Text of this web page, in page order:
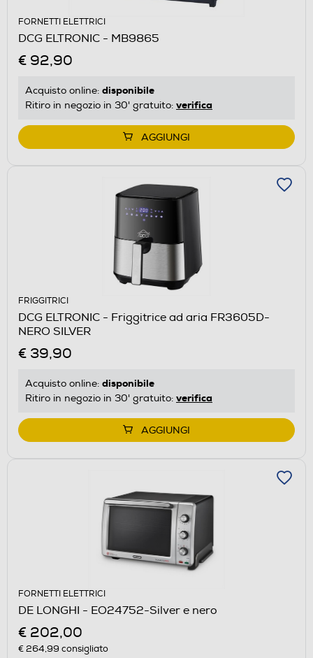
FORNETTI ELETTRICI
DCG ELTRONIC - MB9865
€ 92,90
Acquisto online: disponibile
Ritiro in negozio in 30' gratuito: verifica
AGGIUNGI
FRIGGITRICI
DCG ELTRONIC - Friggitrice ad aria FR3605D-
NERO SILVER
€ 39,90
Acquisto online: disponibile
Ritiro in negozio in 30' gratuito: verifica
AGGIUNGI
FORNETTI ELETTRICI
DE LONGHI - EO24752-Silver e nero
€ 202,00
€ 264,99 consigliato